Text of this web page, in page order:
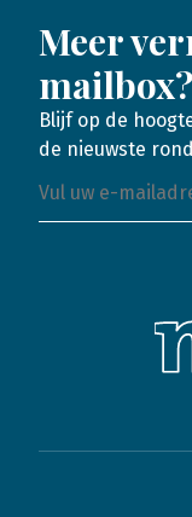
Meer
mailbox?
Blijf op de
de nieuwste